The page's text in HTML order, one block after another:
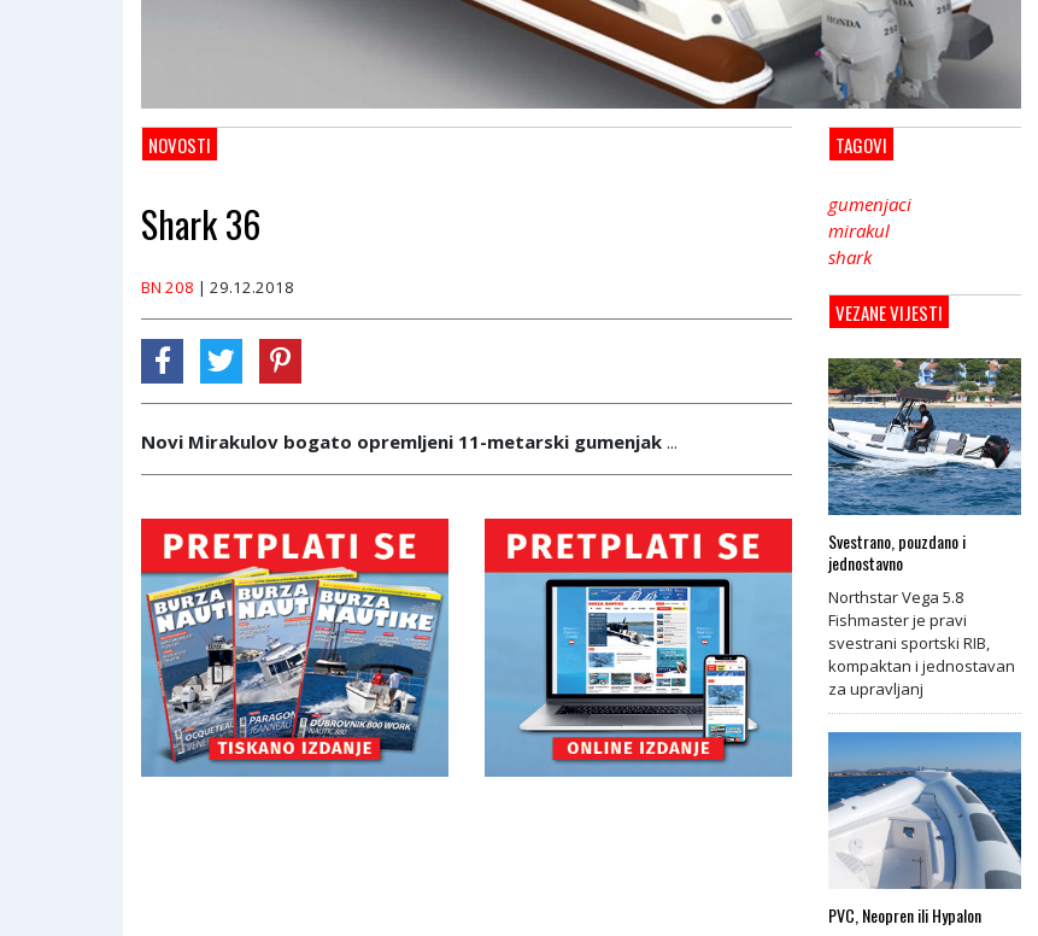
NOVOSTI
Shark 36
BN 208 | 29.12.2018
Novi Mirakulov bogato opremljeni 11-metarski gumenjak ...
TAGOVI
gumenjaci
mirakul
shark
VEZANE VIJESTI
Svestrano, pouzdano i
jednostavno
Northstar Vega 5.8
Fishmaster je pravi
svestrani sportski RIB,
kompaktan i jednostavan
za upravljanj
PVC, Neopren ili Hypalon